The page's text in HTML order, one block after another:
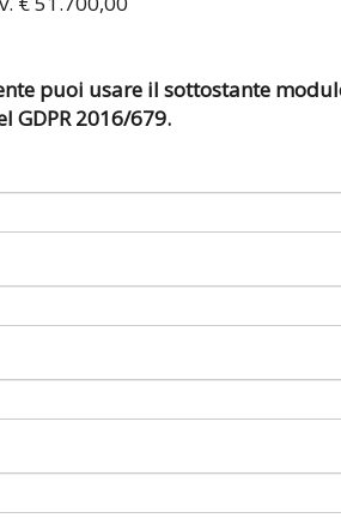
puoi usare il sottostante
2016/679.